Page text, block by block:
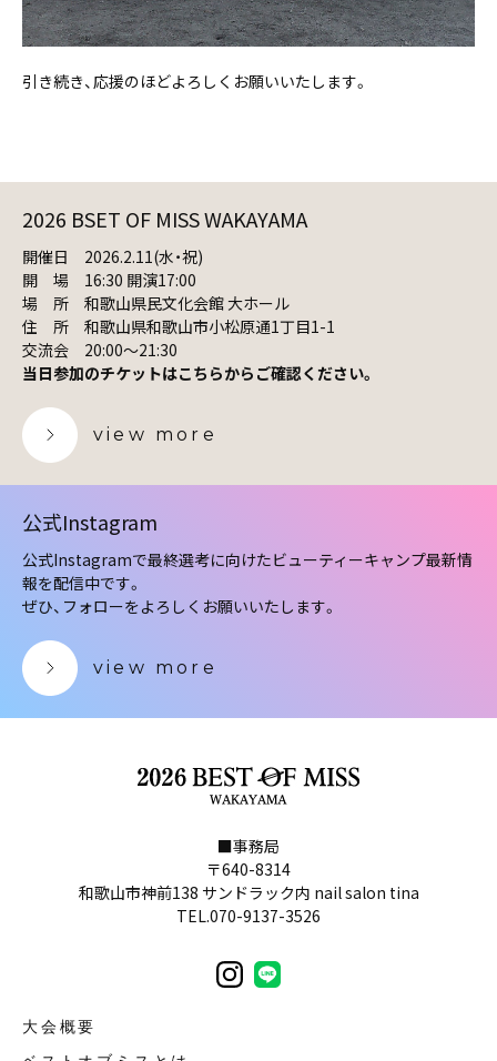
引き続き、応援のほどよろしくお願いいたします。
2026 BSET OF MISS WAKAYAMA
開催日 2026.2.11(水・祝)
開 場 16:30 開演17:00
場 所 和歌山県民文化会館 大ホール
住 所 和歌山県和歌山市小松原通1丁目1-1
交流会 20:00〜21:30
当日参加のチケットはこちらからご確認ください。
view more
公式Instagram
公式Instagramで最終選考に向けたビューティーキャンプ最新情
報を配信中です。
ぜひ、フォローをよろしくお願いいたします。
view more
■事務局
〒640-8314
和歌山市神前138 サンドラック内 nail salon tina
TEL.070-9137-3526
大会概要